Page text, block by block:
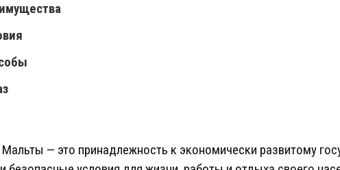
— это принадлежность к экономически развитому